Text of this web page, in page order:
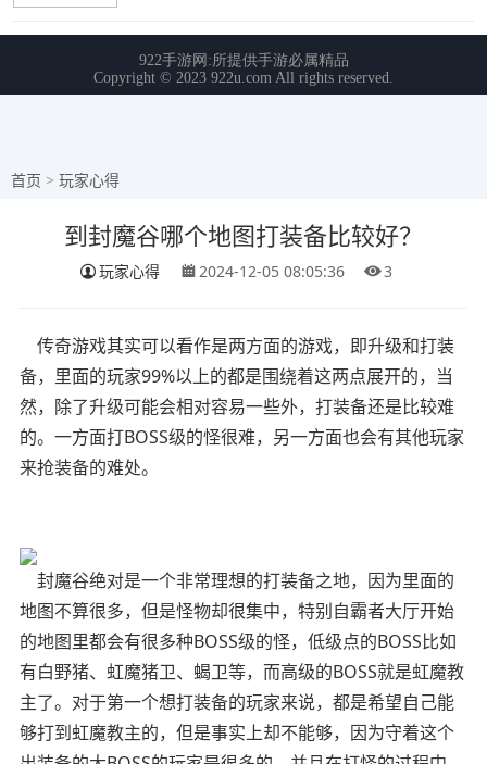
首页 > 玩家心得
到封魔谷哪个地图打装备比较好？
玩家心得 2024-12-05 08:05:36 3
传奇游戏其实可以看作是两方面的游戏，即升级和打装
备，里面的玩家99%以上的都是围绕着这两点展开的，当
然，除了升级可能会相对容易一些外，打装备还是比较难
的。一方面打BOSS级的怪很难，另一方面也会有其他玩家
来抢装备的难处。
封魔谷绝对是一个非常理想的打装备之地，因为里面的
地图不算很多，但是怪物却很集中，特别自霸者大厅开始
的地图里都会有很多种BOSS级的怪，低级点的BOSS比如
有白野猪、虹魔猪卫、蝎卫等，而高级的BOSS就是虹魔教
主了。对于第一个想打装备的玩家来说，都是希望自己能
够打到虹魔教主的，但是事实上却不能够，因为守着这个